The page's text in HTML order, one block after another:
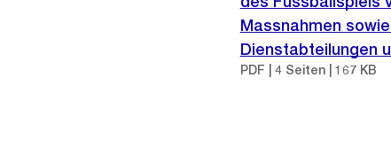
Massnahmen
Dienstabteilungen
PDF | 4 Seiten | 167 KB